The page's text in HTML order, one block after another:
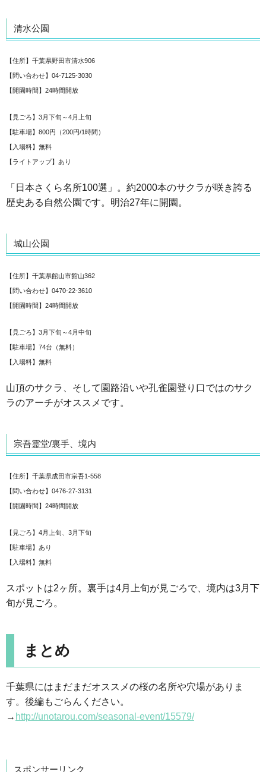
清水公園
【住所】千葉県野田市清水906
【問い合わせ】04-7125-3030
【開園時間】24時間開放
【見ごろ】3月下旬～4月上旬
【駐車場】800円（200円/1時間）
【入場料】無料
【ライトアップ】あり
「日本さくら名所100選」。約2000本のサクラが咲き誇る
歴史ある自然公園です。明治27年に開園。
城山公園
【住所】千葉県館山市館山362
【問い合わせ】0470-22-3610
【開園時間】24時間開放
【見ごろ】3月下旬～4月中旬
【駐車場】74台（無料）
【入場料】無料
山頂のサクラ、そして園路沿いや孔雀園登り口ではのサク
ラのアーチがオススメです。
宗吾霊堂/裏手、境内
【住所】千葉県成田市宗吾1-558
【問い合わせ】0476-27-3131
【開園時間】24時間開放
【見ごろ】4月上旬、3月下旬
【駐車場】あり
【入場料】無料
スポットは2ヶ所。裏手は4月上旬が見ごろで、境内は3月下
旬が見ごろ。
まとめ
千葉県にはまだまだオススメの桜の名所や穴場がありま
す。後編もごらんください。
→ http://unotarou.com/seasonal-event/15579/
スポンサーリンク